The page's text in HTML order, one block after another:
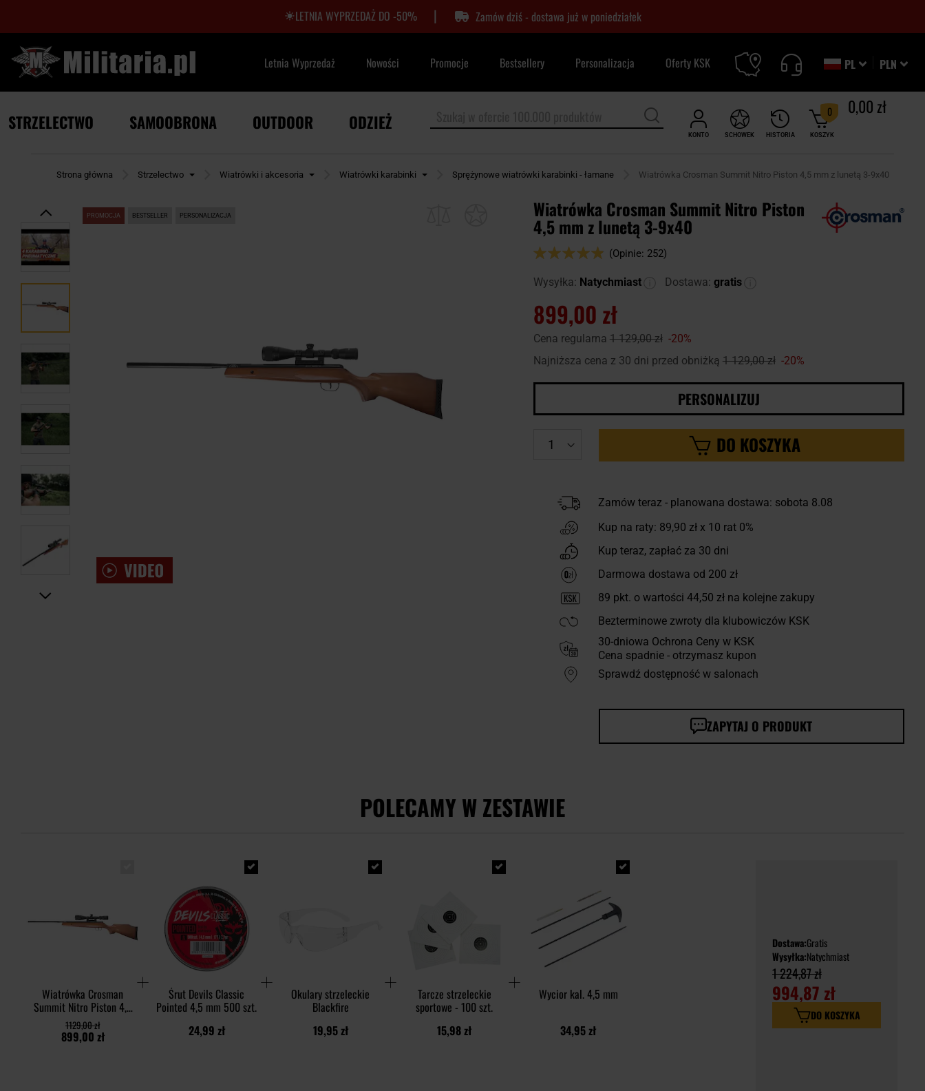
LETNIA WYPRZEDAŻ DO -50% | Zamów dziś - dostawa już w poniedziałek
PLN
PL
Letnia Wyprzedaż Nowości Promocje Bestsellery Personalizacja Oferty KSK
KONTO HISTORIA
SCHOWEK KOSZYK
0 0,00 zł
STRZELECTWO SAMOOBRONA OUTDOOR ODZIEŻ
Strona główna Strzelectwo Wiatrówki i akcesoria Wiatrówki karabinki Sprężynowe wiatrówki karabinki - łamane Wiatrówka Crosman Summit Nitro Piston 4,5 mm z lunetą 3-9x40
PROMOCJA BESTSELLER PERSONALIZACJA Wiatrówka Crosman Summit Nitro Piston
4,5 mm z lunetą 3-9x40
Ocena:
(Opinie: 252)
Wysyłka: Natychmiast Dostawa: gratis
899,00 zł
Cena regularna 1 129,00 zł -20%
Najniższa cena z 30 dni przed obniżką 1 129,00 zł -20%
PERSONALIZUJ
DO KOSZYKA
Zamów teraz - planowana dostawa: sobota 8.08
Kup na raty: 89,90 złx 10 rat 0%
Kup teraz, zapłać za 30 dni
Darmowa dostawa od 200 zł
89 pkt. o wartości 44,50 złna kolejne zakupy
Bezterminowe zwroty dla klubowiczów KSK
30-dniowa Ochrona Ceny w KSK
Cena spadnie - otrzymasz kupon
Sprawdź dostępność w salonach
ZAPYTAJ O PRODUKT
POLECAMY W ZESTAWIE
Wiatrówka Crosman
Summit Nitro Piston 4,5
mm z lunetą 3-9x40
899,00 zł
1129,00 zł
Śrut Devils Classic
Pointed 4,5 mm 500 szt.
24,99 zł
Okulary strzeleckie
Blackfire
19,95 zł
Tarcze strzeleckie
sportowe - 100 szt.
15,98 zł
Wycior kal. 4,5 mm
34,95 zł
Dostawa:Gratis
Wysyłka:Natychmiast
1 224,87 zł
994,87 zł
DO KOSZYKA